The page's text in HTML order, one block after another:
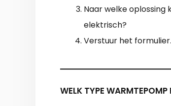
Naar welke oplossing
elektrisch?
Verstuur het
WELK TYPE